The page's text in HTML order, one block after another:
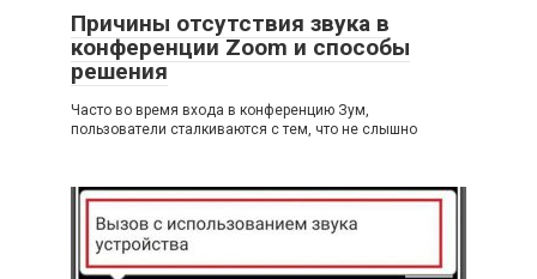
Причины отсутствия звука в
конференции Zoom и способы
решения
Часто во время входа в конференцию Зум,
пользователи сталкиваются с тем, что не слышно